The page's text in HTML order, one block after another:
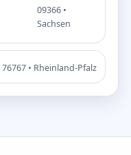
09366 •
Sachsen
76767 • Rheinland-Pfalz